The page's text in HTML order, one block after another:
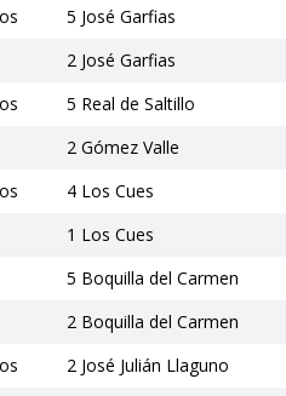
5 José Garfias
2 José Garfias
5 Real de Saltillo
2 Gómez Valle
4 Los Cues
1 Los Cues
5 Boquilla del Carmen
2 Boquilla del Carmen
2 José Julián Llaguno